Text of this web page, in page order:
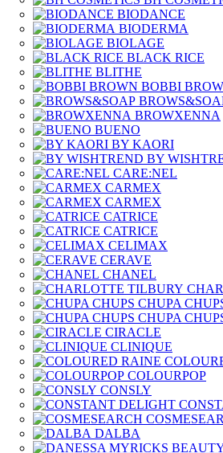
BIODANCE
BIODERMA
BIOLAGE
BLACK RICE
BLITHE
BOBBI
BROWXENNA
BUENO
BY KAORI
BY
CARE:NEL
CARMEX
CARMEX
CATRICE
CATRICE
CELIMAX
CERAVE
CHANEL
CHUPA
CHUPA
CIRACLE
CLINIQUE
COLOURPOP
CONSLY
DALBA